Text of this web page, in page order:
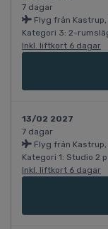
7 dagar
Flyg från Kastrup,
Kategori 3: 2-
Inkl. liftkort 6 dagar
13/02 2027
7 dagar
Flyg från Kastrup,
Kategori 1: Studio 2
Inkl. liftkort 6 dagar